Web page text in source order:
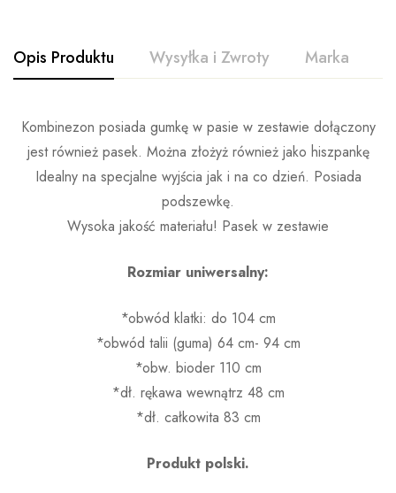
Opis Produktu Wysyłka i Zwroty Marka
Kombinezon posiada gumkę w pasie w zestawie dołączony
jest również pasek. Można złożyż również jako hiszpankę
Idealny na specjalne wyjścia jak i na co dzień. Posiada
podszewkę.
Wysoka jakość materiału! Pasek w zestawie
Rozmiar uniwersalny:
*obwód klatki: do 104 cm
*obwód talii (guma) 64 cm- 94 cm
*obw. bioder 110 cm
*dł. rękawa wewnątrz 48 cm
*dł. całkowita 83 cm
Produkt polski.